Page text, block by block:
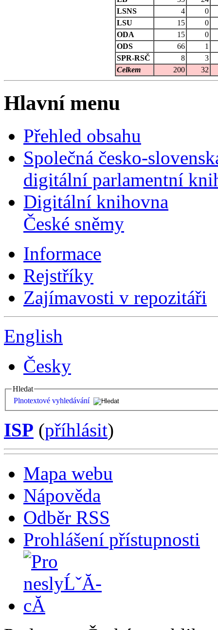
LSNS
4
0
LSU
15
0
ODA
15
0
ODS
66
1
SPR-RSČ
8
3
Celkem
200 32
Hlavní menu
Přehled obsahu
Společná česko-
digitální parlamentní
Digitální knihovna
České sněmy
Informace
Rejstříky
Zajímavosti v repozitáři
English
Česky
Hledat
Plnotextové vyhledávání
ISP (příhlásit)
Mapa webu
Nápověda
Odběr RSS
Prohlášení přístupnosti